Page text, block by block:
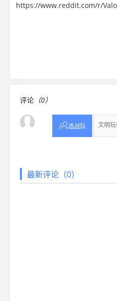
https://www.reddit.com/r/
评论 （0）
选战队
最新评论（0）